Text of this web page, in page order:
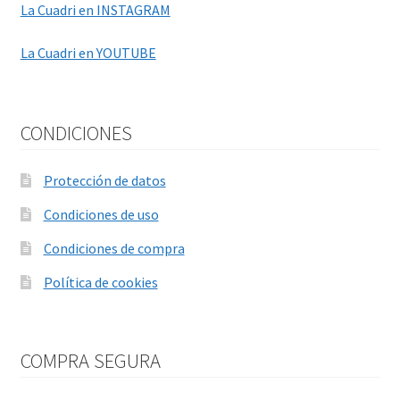
La Cuadri en INSTAGRAM
La Cuadri en YOUTUBE
CONDICIONES
Protección de datos
Condiciones de uso
Condiciones de compra
Política de cookies
COMPRA SEGURA